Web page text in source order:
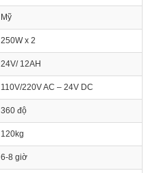
Mỹ
250W x 2
24V/ 12AH
110V/220V AC – 24V DC
360 độ
120kg
6-8 giờ